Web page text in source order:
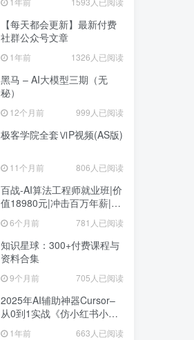
【每天都会更新】最新付费
社群公众号文章
1年前 1326人已阅读
黑马 – AI大模型三期（无
秘）
12个月前 999人已阅读
极客学院全套ⅥP视频(AS版)
11个月前 806人已阅读
百战-AI算法工程师就业班|价
值18980元|冲击百万年薪|完
结无秘
6个月前 781人已阅读
知识星球：300+付费课程与
资料合集
9个月前 705人已阅读
2025年AI辅助神器Cursor–
从0到1实战《仿小红书小程
序》1年前 663人已阅读